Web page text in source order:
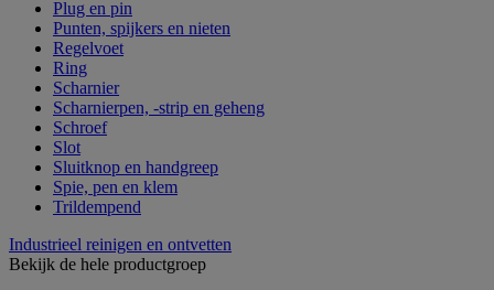
Plug en pin
Punten, spijkers en nieten
Regelvoet
Ring
Scharnier
Scharnierpen, -strip en geheng
Schroef
Slot
Sluitknop en handgreep
Spie, pen en klem
Trildempend
Industrieel reinigen en ontvetten
Bekijk de hele productgroep